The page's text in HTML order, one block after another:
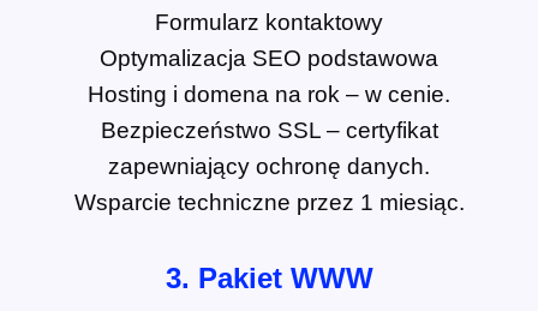
Formularz kontaktowy
Optymalizacja SEO podstawowa
Hosting i domena na rok – w cenie.
Bezpieczeństwo SSL – certyfikat
zapewniający ochronę danych.
Wsparcie techniczne przez 1 miesiąc.
3. Pakiet WWW